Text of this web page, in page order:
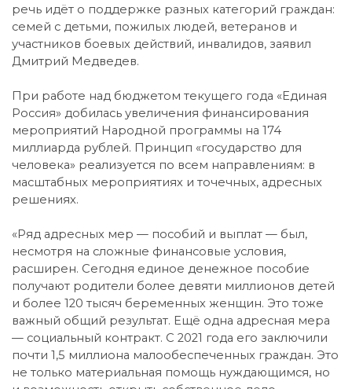
речь идёт о поддержке разных категорий граждан:
семей с детьми, пожилых людей, ветеранов и
участников боевых действий, инвалидов, заявил
Дмитрий Медведев.
При работе над бюджетом текущего года «Единая
Россия» добилась увеличения финансирования
мероприятий Народной программы на 174
миллиарда рублей. Принцип «государство для
человека» реализуется по всем направлениям: в
масштабных мероприятиях и точечных, адресных
решениях.
«Ряд адресных мер — пособий и выплат — был,
несмотря на сложные финансовые условия,
расширен. Сегодня единое денежное пособие
получают родители более девяти миллионов детей
и более 120 тысяч беременных женщин. Это тоже
важный общий результат. Ещё одна адресная мера
— социальный контракт. С 2021 года его заключили
почти 1,5 миллиона малообеспеченных граждан. Это
не только материальная помощь нуждающимся, но